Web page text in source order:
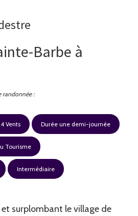
Barbe à
randonnée :
Vents Durée une demi-journée
Tourisme
Intermédiaire
et surplombant le village de